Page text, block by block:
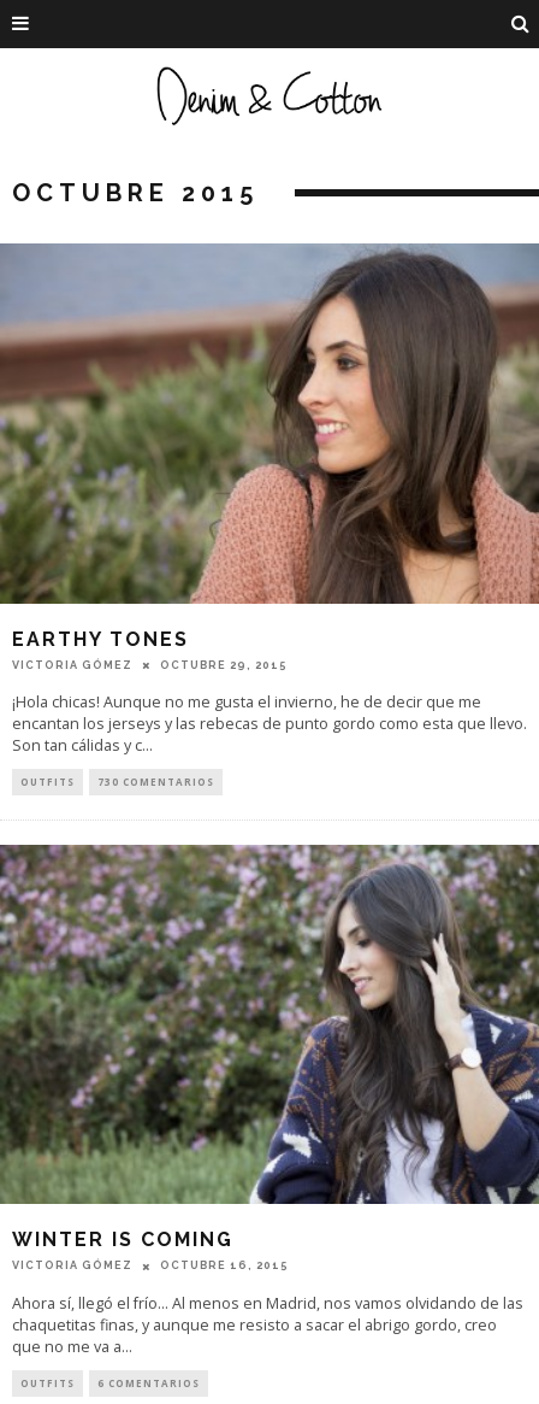
OCTUBRE 2015
EARTHY TONES
VICTORIA GÓMEZ OCTUBRE 29, 2015
¡Hola chicas! Aunque no me gusta el invierno, he de decir que me
encantan los jerseys y las rebecas de punto gordo como esta que llevo.
Son tan cálidas y c...
OUTFITS 730 COMENTARIOS
WINTER IS COMING
VICTORIA GÓMEZ OCTUBRE 16, 2015
Ahora sí, llegó el frío... Al menos en Madrid, nos vamos olvidando de las
chaquetitas finas, y aunque me resisto a sacar el abrigo gordo, creo
que no me va a...
OUTFITS 6 COMENTARIOS